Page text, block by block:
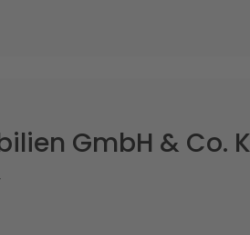
GmbH & Co.